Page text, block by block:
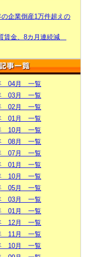
の企業倒産1万件超えの
賃金、8カ月連続減
04月 一覧
03月 一覧
02月 一覧
01月 一覧
10月 一覧
08月 一覧
07月 一覧
01月 一覧
10月 一覧
05月 一覧
03月 一覧
01月 一覧
12月 一覧
11月 一覧
10月 一覧